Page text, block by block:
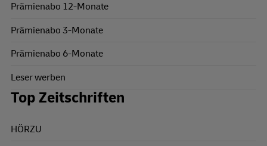
Prämienabo 12-Monate
Prämienabo 3-Monate
Prämienabo 6-Monate
Leser werben
Top Zeitschriften
HÖRZU